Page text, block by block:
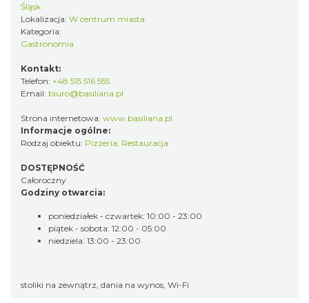
Śląsk
Lokalizacja: W centrum miasta
Kategoria:
Gastronomia
Kontakt:
Telefon: +48 515 516 555
Email: biuro@basiliana.pl
Strona internetowa: www.basiliana.pl
Informacje ogólne:
Rodzaj obiektu: Pizzeria Restauracja
DOSTĘPNOŚĆ
Całoroczny
Godziny otwarcia:
poniedziałek - czwartek: 10:00 - 23:00
piątek - sobota: 12:00 - 05:00
niedziela: 13:00 - 23:00
stoliki na zewnątrz, dania na wynos, Wi-Fi